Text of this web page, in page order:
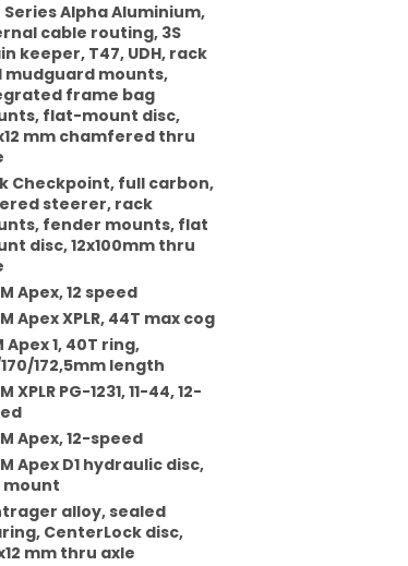
Series Alpha Aluminium,
cable routing, 3S
keeper, T47, UDH, rack
mudguard mounts,
frame bag
flat-mount disc,
mm chamfered thru
Checkpoint, full carbon,
steerer, rack
fender mounts, flat
disc, 12x100mm thru
Apex, 12 speed
Apex XPLR, 44T max cog
Apex 1, 40T ring,
172,5mm length
XPLR PG-1231, 11-44, 12-
Apex, 12-speed
Apex D1 hydraulic disc,
alloy, sealed
CenterLock disc,
mm thru axle